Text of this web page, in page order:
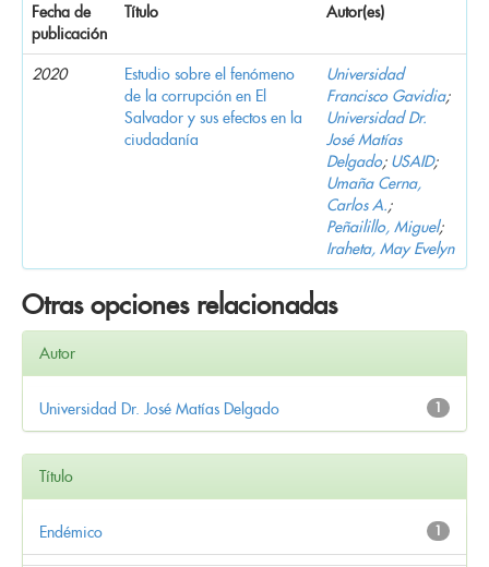
Fecha de
publicación
Título Autor(es)
2020
Estudio sobre el fenómeno
de la corrupción en El
Salvador y sus efectos en la
ciudadanía
Universidad
Francisco Gavidia;
Universidad Dr.
José Matías
Delgado; USAID;
Umaña Cerna,
Carlos A.;
Peñailillo, Miguel;
Iraheta, May Evelyn
Otras opciones relacionadas
Autor
1
Universidad Dr. José Matías Delgado
Título
1
Endémico